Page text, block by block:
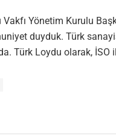
Yönetim Kurulu
duyduk. Türk
Türk Loydu olarak,